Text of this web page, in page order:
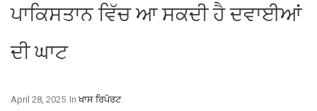
ਪਾਕਿਸਤਾਨ ਵਿੱਚ ਆ ਸਕਦੀ ਹੈ ਦਵਾਈਆਂ
ਦੀ ਘਾਟ
In ਖਾਸ ਰਿਪੋਰਟ
April 28, 2025